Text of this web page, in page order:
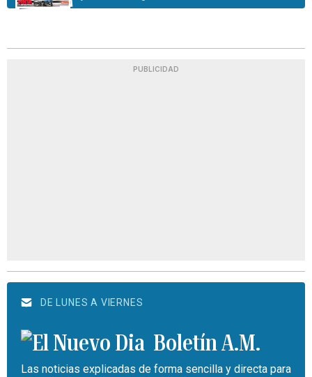
PUBLICIDAD
DE LUNES A VIERNES
Boletín A.M.
Las noticias explicadas de forma sencilla y directa para